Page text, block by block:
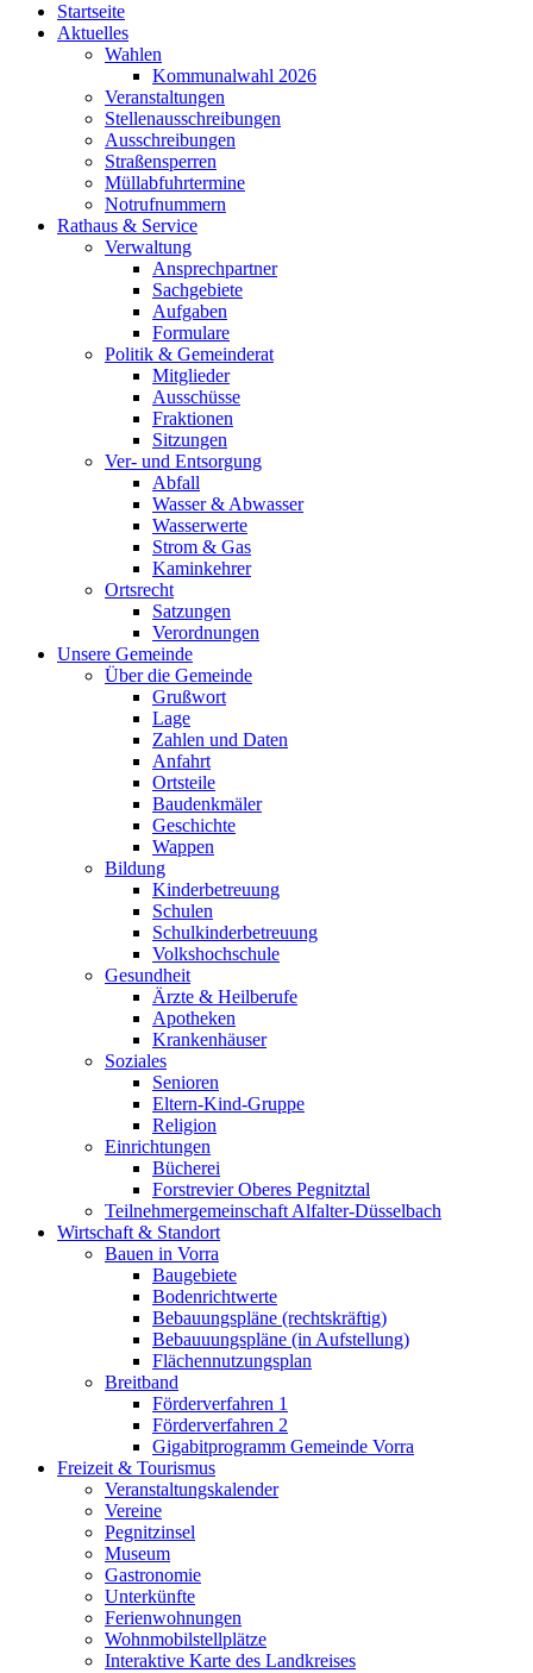
Startseite
Aktuelles
Wahlen
Kommunalwahl 2026
Veranstaltungen
Stellenausschreibungen
Ausschreibungen
Straßensperren
Müllabfuhrtermine
Notrufnummern
Rathaus & Service
Verwaltung
Ansprechpartner
Sachgebiete
Aufgaben
Formulare
Politik & Gemeinderat
Mitglieder
Ausschüsse
Fraktionen
Sitzungen
Ver- und Entsorgung
Abfall
Wasser & Abwasser
Wasserwerte
Strom & Gas
Kaminkehrer
Ortsrecht
Satzungen
Verordnungen
Unsere Gemeinde
Über die Gemeinde
Grußwort
Lage
Zahlen und Daten
Anfahrt
Ortsteile
Baudenkmäler
Geschichte
Wappen
Bildung
Kinderbetreuung
Schulen
Schulkinderbetreuung
Volkshochschule
Gesundheit
Ärzte & Heilberufe
Apotheken
Krankenhäuser
Soziales
Senioren
Eltern-Kind-Gruppe
Religion
Einrichtungen
Bücherei
Forstrevier Oberes Pegnitztal
Teilnehmergemeinschaft Alfalter-Düsselbach
Wirtschaft & Standort
Bauen in Vorra
Baugebiete
Bodenrichtwerte
Bebauungspläne (rechtskräftig)
Bebauuungspläne (in Aufstellung)
Flächennutzungsplan
Breitband
Förderverfahren 1
Förderverfahren 2
Gigabitprogramm Gemeinde Vorra
Freizeit & Tourismus
Veranstaltungskalender
Vereine
Pegnitzinsel
Museum
Gastronomie
Unterkünfte
Ferienwohnungen
Wohnmobilstellplätze
Interaktive Karte des Landkreises